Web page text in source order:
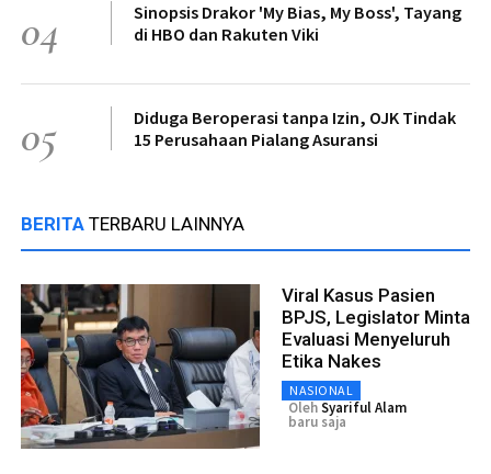
04
Sinopsis Drakor 'My Bias, My Boss', Tayang
di HBO dan Rakuten Viki
05
Diduga Beroperasi tanpa Izin, OJK Tindak
15 Perusahaan Pialang Asuransi
BERITA TERBARU LAINNYA
Viral Kasus Pasien
BPJS, Legislator Minta
Evaluasi Menyeluruh
Etika Nakes
NASIONAL
OlehSyariful Alam
baru saja